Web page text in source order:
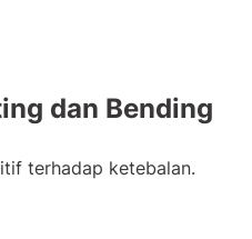
dan Bending
terhadap ketebalan.